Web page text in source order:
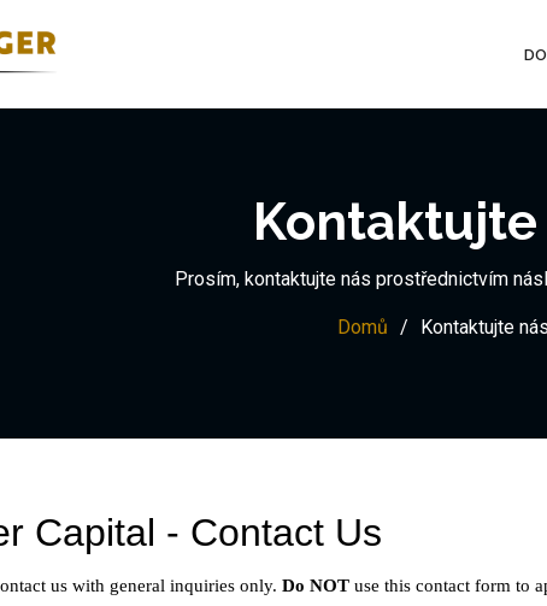
Kontaktujte
Prosím, kontaktujte nás prostřednictvím
Domů Kontaktujte nás